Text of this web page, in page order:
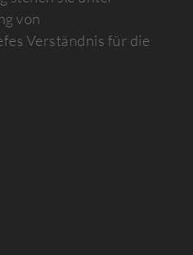
von
Verständnis für die